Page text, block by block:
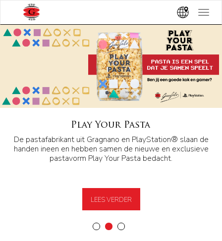
Toggle
Play Your Pasta
De pastafabrikant uit Gragnano en PlayStation® slaan de
handen ineen en hebben samen de nieuwe en exclusieve
pastavorm Play Your Pasta bedacht.
LEES VERDER